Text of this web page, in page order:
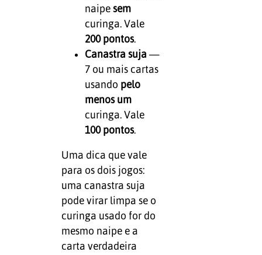
naipe sem
curinga. Vale
200 pontos.
Canastra suja —
7 ou mais cartas
usando pelo
menos um
curinga. Vale
100 pontos.
Uma dica que vale
para os dois jogos:
uma canastra suja
pode virar limpa se o
curinga usado for do
mesmo naipe e a
carta verdadeira